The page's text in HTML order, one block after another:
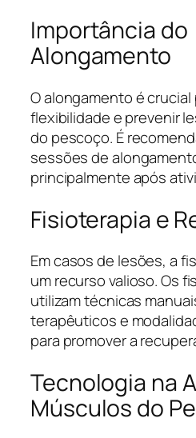
Importância do
Alongamento
O alongamento é crucial
flexibilidade e prevenir
do pescoço. É
sessões de
principalmente após
Fisioterapia e
Em casos de lesões, a
um recurso valioso. Os
utilizam técnicas
terapêuticos e
para promover a
Tecnologia na
Músculos do